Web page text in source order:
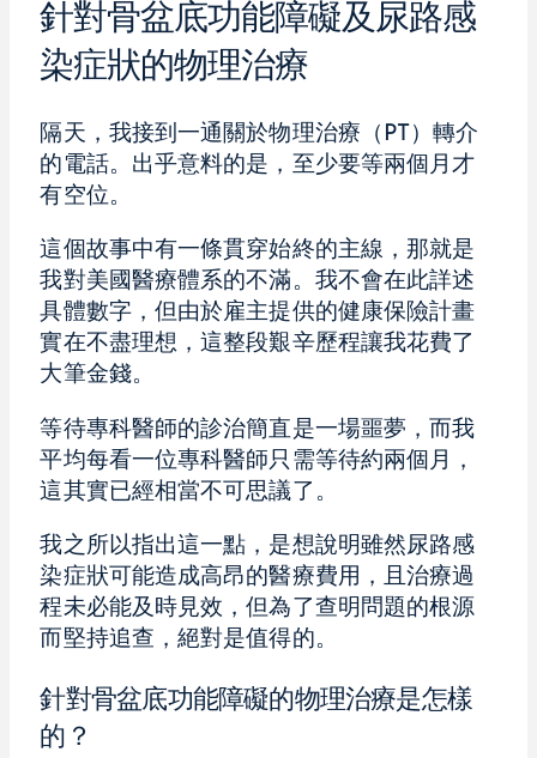
針對骨盆底功能障礙及尿路感
染症狀的物理治療
隔天，我接到一通關於物理治療（PT）轉介
的電話。出乎意料的是，至少要等兩個月才
有空位。
這個故事中有一條貫穿始終的主線，那就是
我對美國醫療體系的不滿。我不會在此詳述
具體數字，但由於雇主提供的健康保險計畫
實在不盡理想，這整段艱辛歷程讓我花費了
大筆金錢。
等待專科醫師的診治簡直是一場噩夢，而我
平均每看一位專科醫師只需等待約兩個月，
這其實已經相當不可思議了。
我之所以指出這一點，是想說明雖然尿路感
染症狀可能造成高昂的醫療費用，且治療過
程未必能及時見效，但為了查明問題的根源
而堅持追查，絕對是值得的。
針對骨盆底功能障礙的物理治療是怎樣
的？